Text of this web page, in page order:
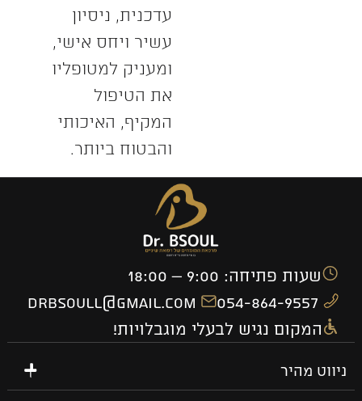
עדכנית, ניסיון
עשיר ויחס אישי,
ומעניק למטופליו
את הטיפול
המקיף, האיכותי
והבטוח ביותר.
שעות פתיחה: 9:00 – 18:00
054-864-9557
drbsoull@gmail.com
המקום נגיש לבעלי מוגבלויות!
ניווט מהיר